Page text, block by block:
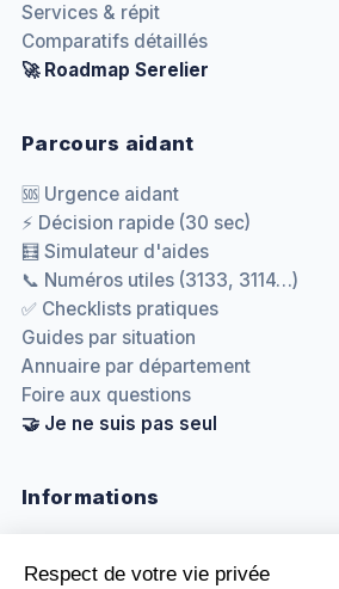
Services & répit
Comparatifs détaillés
🚀 Roadmap Serelier
Parcours aidant
🆘 Urgence aidant
⚡ Décision rapide (30 sec)
🧮 Simulateur d'aides
📞 Numéros utiles (3133, 3114…)
✅ Checklists pratiques
Guides par situation
Annuaire par département
Foire aux questions
🤝 Je ne suis pas seul
Informations
Méthodologie & sources